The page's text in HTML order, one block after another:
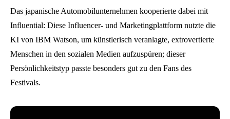
Das japanische Automobilunternehmen kooperierte dabei mit
Influential: Diese Influencer- und Marketingplattform nutzte die
KI von IBM Watson, um künstlerisch veranlagte, extrovertierte
Menschen in den sozialen Medien aufzuspüren; dieser
Persönlichkeitstyp passte besonders gut zu den Fans des
Festivals.